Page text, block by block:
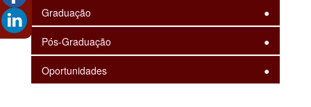
Graduação
Pós-Graduação
Oportunidades